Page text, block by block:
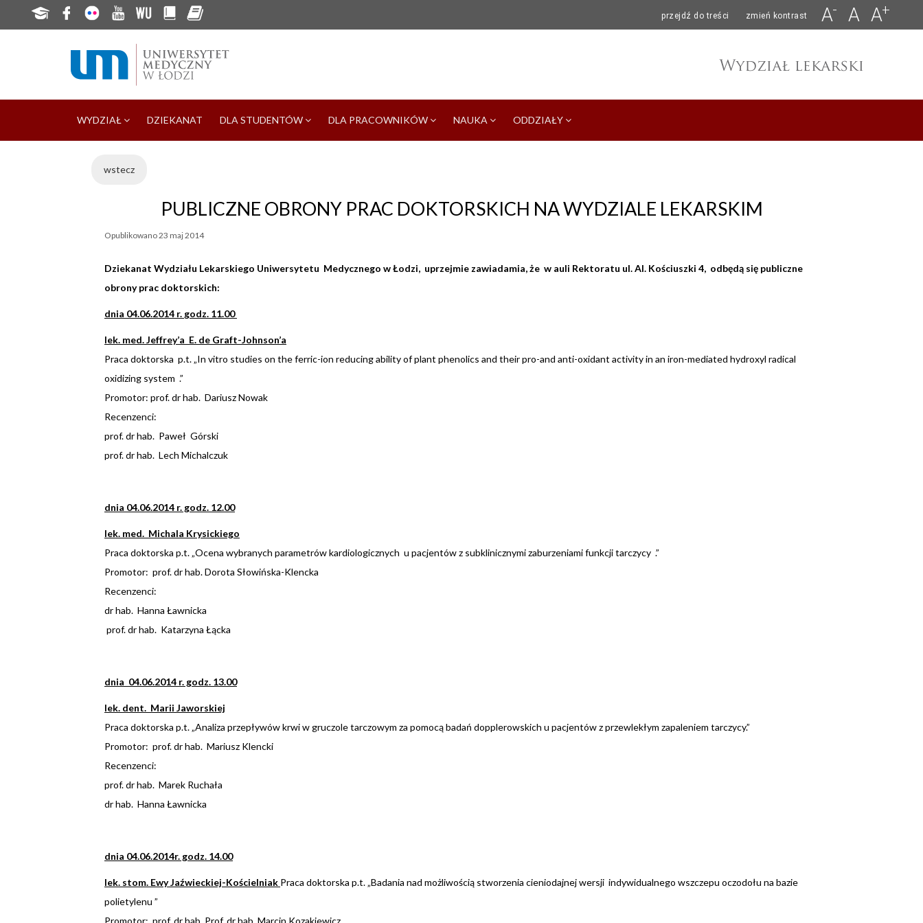
przejdź do treści zmień kontrast A- A A+
WYDZIAŁ DZIEKANAT DLA STUDENTÓW DLA PRACOWNIKÓW NAUKA ODDZIAŁY
wstecz
PUBLICZNE OBRONY PRAC DOKTORSKICH NA WYDZIALE LEKARSKIM
Opublikowano23 maj 2014
Dziekanat Wydziału Lekarskiego Uniwersytetu Medycznego w Łodzi, uprzejmie zawiadamia, że w auli Rektoratu ul. Al. Kościuszki 4, odbędą się publiczne
obrony prac doktorskich:
dnia 04.06.2014 r. godz. 11.00
lek. med. Jeffrey’a E. de Graft-Johnson’a
Praca doktorska p.t. „In vitro studies on the ferric-ion reducing ability of plant phenolics and their pro-and anti-oxidant activity in an iron-mediated hydroxyl radical
oxidizing system .”
Promotor: prof. dr hab. Dariusz Nowak
Recenzenci:
prof. dr hab. Paweł Górski
prof. dr hab. Lech Michalczuk
dnia 04.06.2014 r. godz. 12.00
lek. med. Michala Krysickiego
Praca doktorska p.t. „Ocena wybranych parametrów kardiologicznych u pacjentów z subklinicznymi zaburzeniami funkcji tarczycy .”
Promotor: prof. dr hab. Dorota Słowińska-Klencka
Recenzenci:
dr hab. Hanna Ławnicka
prof. dr hab. Katarzyna Łącka
dnia 04.06.2014 r. godz. 13.00
lek. dent. Marii Jaworskiej
Praca doktorska p.t. „Analiza przepływów krwi w gruczole tarczowym za pomocą badań dopplerowskich u pacjentów z przewlekłym zapaleniem tarczycy.”
Promotor: prof. dr hab. Mariusz Klencki
Recenzenci:
prof. dr hab. Marek Ruchała
dr hab. Hanna Ławnicka
dnia 04.06.2014r. godz. 14.00
lek. stom. Ewy Jaźwieckiej-Kościelniak Praca doktorska p.t. „Badania nad możliwością stworzenia cieniodajnej wersji indywidualnego wszczepu oczodołu na bazie
polietylenu ”
Promotor: prof. dr hab. Prof. dr hab. Marcin Kozakiewicz